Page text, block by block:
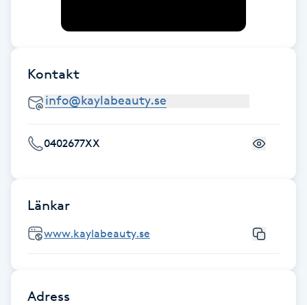
IPL hårborttagning
K18
Katun fransar
Kontakt
0402677XX
Länkar
www.kaylabeauty.se
Adress